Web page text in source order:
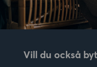
Vill du också